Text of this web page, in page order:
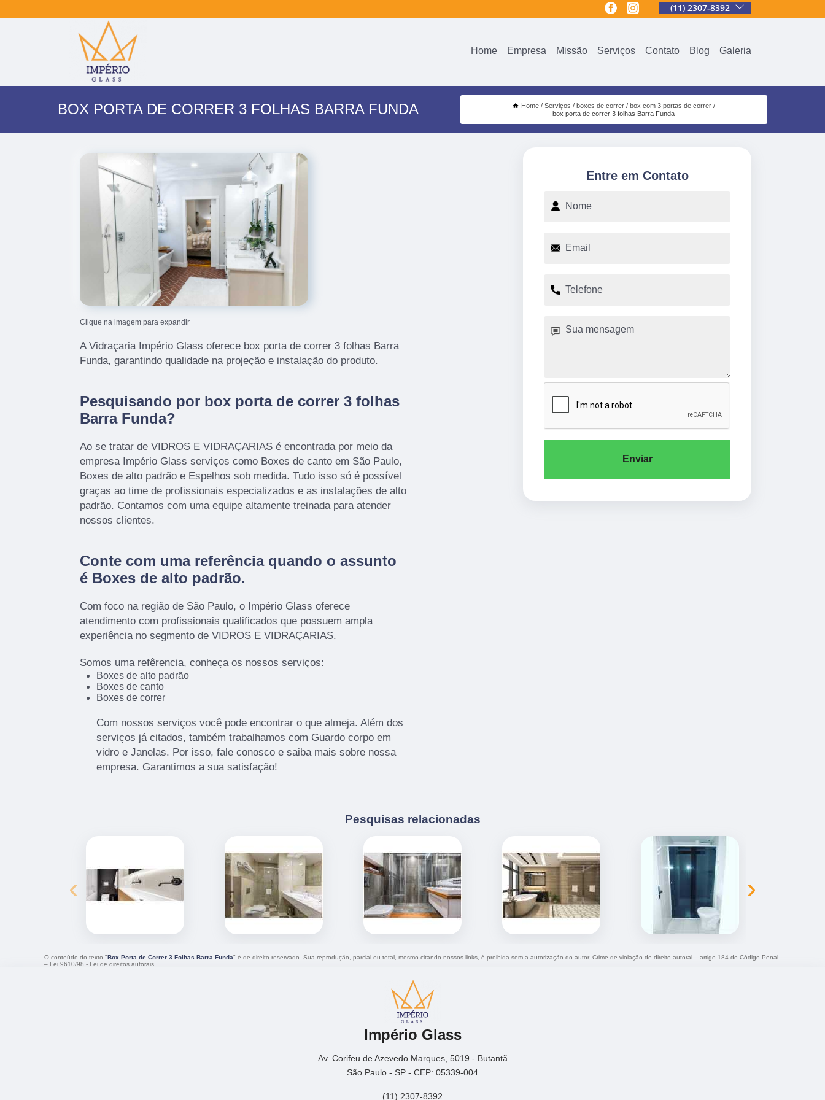
(11) 2307-8392
Home Empresa Missão Serviços Contato Blog Galeria
BOX PORTA DE CORRER 3 FOLHAS BARRA FUNDA Home Serviços boxes de correr
box com 3 portas de correr
box porta de correr 3 folhas Barra Funda
Clique na imagem para expandir
A Vidraçaria Império Glass oferece box porta de correr 3 folhas Barra
Funda, garantindo qualidade na projeção e instalação do produto.
Pesquisando por box porta de correr 3 folhas
Barra Funda?
Ao se tratar de VIDROS E VIDRAÇARIAS é encontrada por meio da
empresa Império Glass serviços como Boxes de canto em São Paulo,
Boxes de alto padrão e Espelhos sob medida. Tudo isso só é possível
graças ao time de profissionais especializados e as instalações de alto
padrão. Contamos com uma equipe altamente treinada para atender
nossos clientes.
Conte com uma referência quando o assunto
é Boxes de alto padrão.
Com foco na região de São Paulo, o Império Glass oferece
atendimento com profissionais qualificados que possuem ampla
experiência no segmento de VIDROS E VIDRAÇARIAS.
Somos uma refêrencia, conheça os nossos serviços:
Boxes de alto padrão
Boxes de canto
Boxes de correr
Com nossos serviços você pode encontrar o que almeja. Além dos
serviços já citados, também trabalhamos com Guardo corpo em
vidro e Janelas. Por isso, fale conosco e saiba mais sobre nossa
empresa. Garantimos a sua satisfação!
Entre em Contato
Enviar
Pesquisas relacionadas
‹ ›
O conteúdo do texto "Box Porta de Correr 3 Folhas Barra Funda" é de direito reservado. Sua reprodução, parcial ou total, mesmo citando nossos links, é proibida sem a autorização do autor. Crime de violação de direito autoral – artigo 184 do Código Penal
– Lei 9610/98 - Lei de direitos autorais
Império Glass
Av. Corifeu de Azevedo Marques, 5019 - Butantã
São Paulo - SP - CEP: 05339-004
(11) 2307-8392